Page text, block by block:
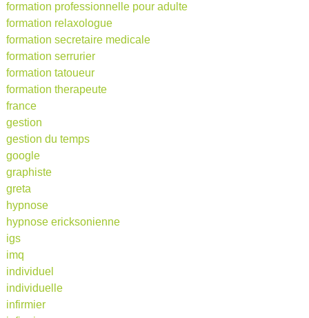
formation professionnelle pour adulte
formation relaxologue
formation secretaire medicale
formation serrurier
formation tatoueur
formation therapeute
france
gestion
gestion du temps
google
graphiste
greta
hypnose
hypnose ericksonienne
igs
imq
individuel
individuelle
infirmier